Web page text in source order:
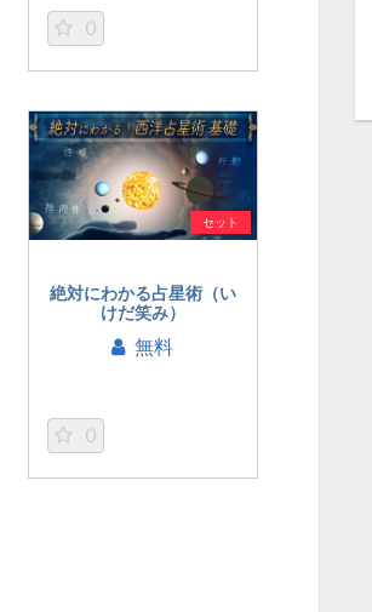
0
セット
絶対にわかる占星術（い
けだ笑み）
無料
0